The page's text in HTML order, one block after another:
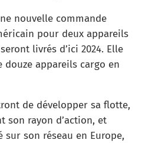
nouvelle commande
pour deux appareils
livrés d’ici 2024. Elle
appareils cargo en
de développer sa flotte,
son rayon d’action, et
sur son réseau en Europe,